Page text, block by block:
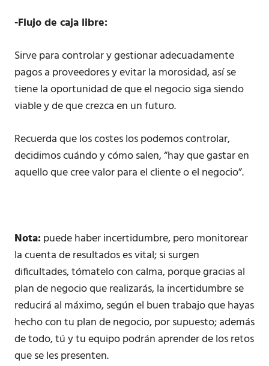
-Flujo de caja libre:
Sirve para controlar y gestionar adecuadamente
pagos a proveedores y evitar la morosidad, así se
tiene la oportunidad de que el negocio siga siendo
viable y de que crezca en un futuro.
Recuerda que los costes los podemos controlar,
decidimos cuándo y cómo salen, “hay que gastar en
aquello que cree valor para el cliente o el negocio”.
Nota:puede haber incertidumbre, pero monitorear
la cuenta de resultados es vital; si surgen
dificultades, tómatelo con calma, porque gracias al
plan de negocio que realizarás, la incertidumbre se
reducirá al máximo, según el buen trabajo que hayas
hecho con tu plan de negocio, por supuesto; además
de todo, tú y tu equipo podrán aprender de los retos
que se les presenten.